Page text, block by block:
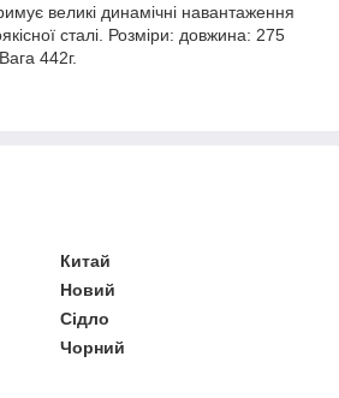
великі динамічні навантаження
сталі. Розміри: довжина: 275
442г.
Китай
Новий
Сідло
Чорний